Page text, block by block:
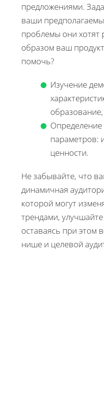
предложениями.
ваши
проблемы они хотят
образом ваш
помочь?
Изучение
Определение
параметров:
ценности.
Не забывайте, что
динамичная
которой могут
трендами,
оставаясь при
нише и целевой